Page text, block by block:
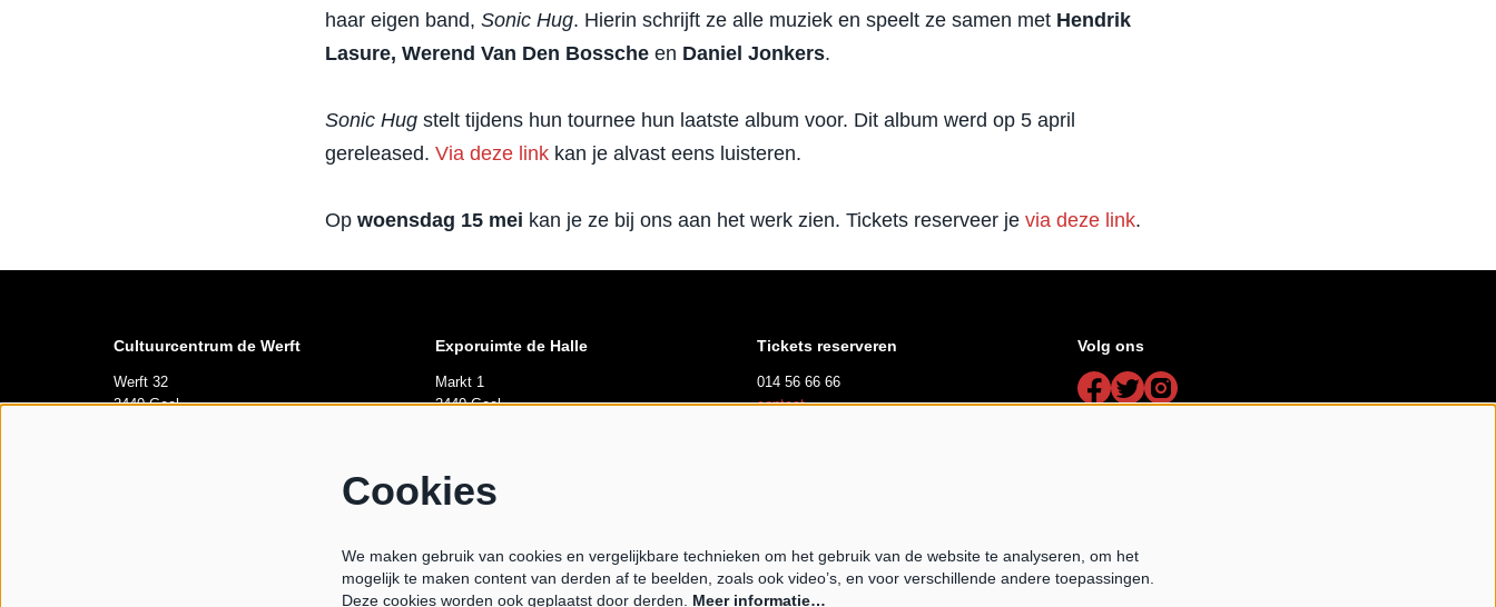
haar eigen band, Sonic Hug. Hierin schrijft ze alle muziek en speelt ze samen met Hendrik
Lasure, Werend Van Den Bossche en Daniel Jonkers.
Sonic Hug stelt tijdens hun tournee hun laatste album voor. Dit album werd op 5 april
gereleased. Via deze link kan je alvast eens luisteren.
Op woensdag 15 mei kan je ze bij ons aan het werk zien. Tickets reserveer je via deze link.
Cultuurcentrum de Werft
Werft 32
2440 Geel
Exporuimte de Halle
Markt 1
2440 Geel
Tijdens lopende expo
Tickets reserveren
014 56 66 66
contact
Volg ons
Cookies
We maken gebruik van cookies en vergelijkbare technieken om het gebruik van de website te analyseren, om het
mogelijk te maken content van derden af te beelden, zoals ook video’s, en voor verschillende andere toepassingen.
Deze cookies worden ook geplaatst door derden. Meer informatie…